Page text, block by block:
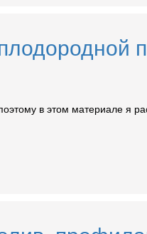
в этом материале я